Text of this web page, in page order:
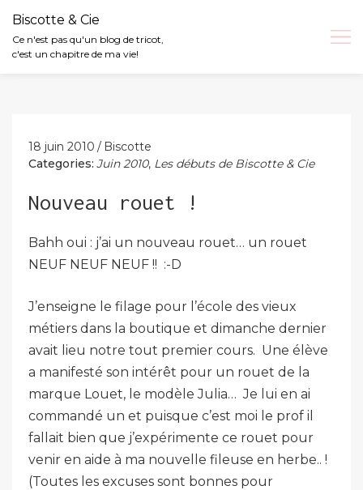
Biscotte & Cie
Ce n'est pas qu'un blog de tricot,
c'est un chapitre de ma vie!
18 juin 2010
Biscotte
Categories: Juin 2010, Les débuts de Biscotte & Cie
Nouveau rouet !
Bahh oui : j’ai un nouveau rouet… un rouet
NEUF NEUF NEUF !! :-D
J’enseigne le filage pour l’école des vieux
métiers dans la boutique et dimanche dernier
avait lieu notre tout premier cours. Une élève
a manifesté son intérêt pour un rouet de la
marque Louet, le modèle Julia… Je lui en ai
commandé un et puisque c’est moi le prof il
fallait bien que j’expérimente ce rouet pour
venir en aide à ma nouvelle fileuse en herbe.. !
(Toutes les excuses sont bonnes pour